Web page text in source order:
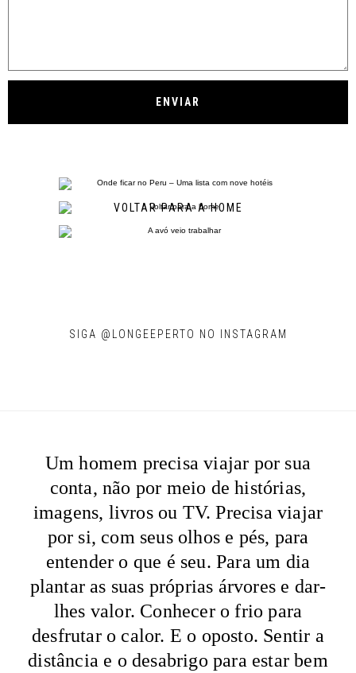
VOLTAR PARA A HOME
SIGA @LONGEEPERTO NO INSTAGRAM
Um homem precisa viajar por sua
conta, não por meio de histórias,
imagens, livros ou TV. Precisa viajar
por si, com seus olhos e pés, para
entender o que é seu. Para um dia
plantar as suas próprias árvores e dar-
lhes valor. Conhecer o frio para
desfrutar o calor. E o oposto. Sentir a
distância e o desabrigo para estar bem